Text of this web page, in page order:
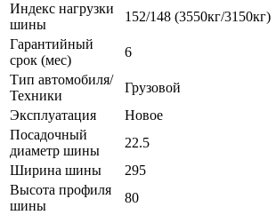
Индекс нагрузки
шины
152/148 (3550кг/3150кг)
Гарантийный
срок (мес)
6
Тип автомобиля/
Техники
Грузовой
Эксплуатация
Новое
Посадочный
диаметр шины
22.5
Ширина шины
295
Высота профиля
шины
80